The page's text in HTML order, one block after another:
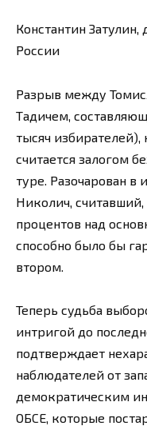
Константин
России
Разрыв между
Тадичем,
тысяч
считается залогом
туре. Разочарован в
Николич,
процентов над
способно было бы
втором.
Теперь судьба
интригой до
подтверждает
наблюдателей от
демократическим
ОБСЕ, которые